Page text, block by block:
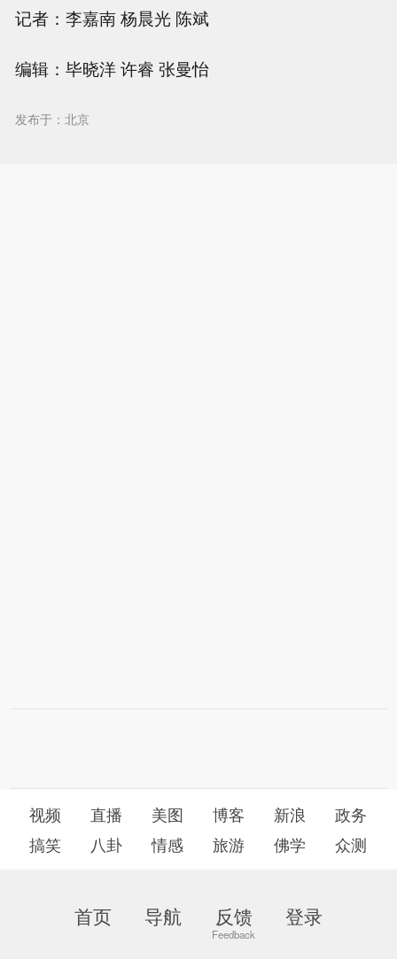
记者：李嘉南 杨晨光 陈斌
编辑：毕晓洋 许睿 张曼怡
发布于：北京
视频 直播 美图 博客 新浪
政务
搞笑
八卦 情感 旅游 佛学 众测
首页 导航 反馈 登录